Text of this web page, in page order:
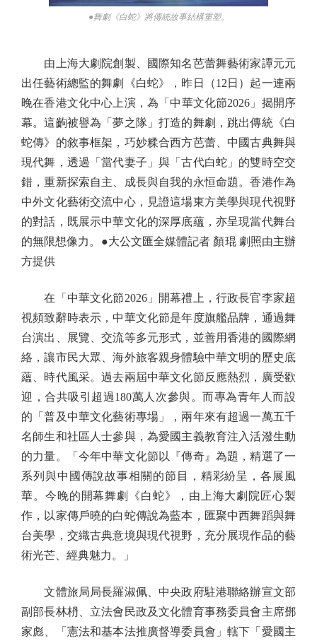
●舞劇《白蛇》將傳統故事結構重塑。
由上海大劇院創製、國際知名芭蕾舞藝術家譚元元
出任藝術總監的舞劇《白蛇》，昨日（12日）起一連兩
晚在香港文化中心上演，為「中華文化節2026」揭開序
幕。這齣被譽為「夢之隊」打造的舞劇，跳出傳統《白
蛇傳》的敘事框架，巧妙糅合西方芭蕾、中國古典舞與
現代舞，透過「當代妻子」與「古代白蛇」的雙時空交
錯，重新探索自主、成長與自我的永恒命題。香港作為
中外文化藝術交流中心，見證這場東方美學與現代視野
的對話，既展示中華文化的深厚底蘊，亦呈現當代舞台
的無限想像力。●大公文匯全媒體記者 顏琨 劇照由主辦
方提供
在「中華文化節2026」開幕禮上，行政長官李家超
視頻致辭時表示，中華文化節是年度旗艦品牌，通過舞
台演出、展覽、交流等多元形式，並善用香港的國際網
絡，讓市民大眾、海外旅客親身體驗中華文明的歷史底
蘊、時代風采。過去兩屆中華文化節反應熱烈，廣受歡
迎，合共吸引超過180萬人次參與。而專為青年人而設
的「普及中華文化藝術專場」，兩年來有超過一萬五千
名師生和社區人士參與，為愛國主義教育注入活潑生動
的力量。「今年中華文化節以『傳奇』為題，精選了一
系列與中國傳說故事相關的節目，精彩紛呈，各展風
華。今晚的開幕舞劇《白蛇》，由上海大劇院匠心製
作，以家傳戶曉的白蛇傳說為藍本，匯聚中西舞蹈與舞
台美學，交織古典意境與現代視野，充分展現作品的藝
術光芒、經典魅力。」
文體旅局局長羅淑佩、中央政府駐港聯絡辦宣文部
副部長林枬、立法會民政及文化體育事務委員會主席鄧
家彪、「憲法和基本法推廣督導委員會」轄下「愛國主